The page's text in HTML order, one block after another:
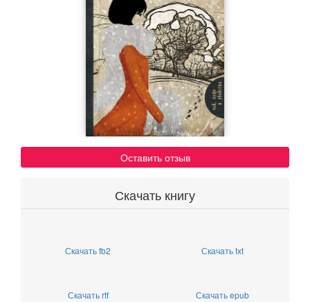
Оставить отзыв
Скачать книгу
Скачать fb2 Скачать txt
Скачать rtf Скачать epub